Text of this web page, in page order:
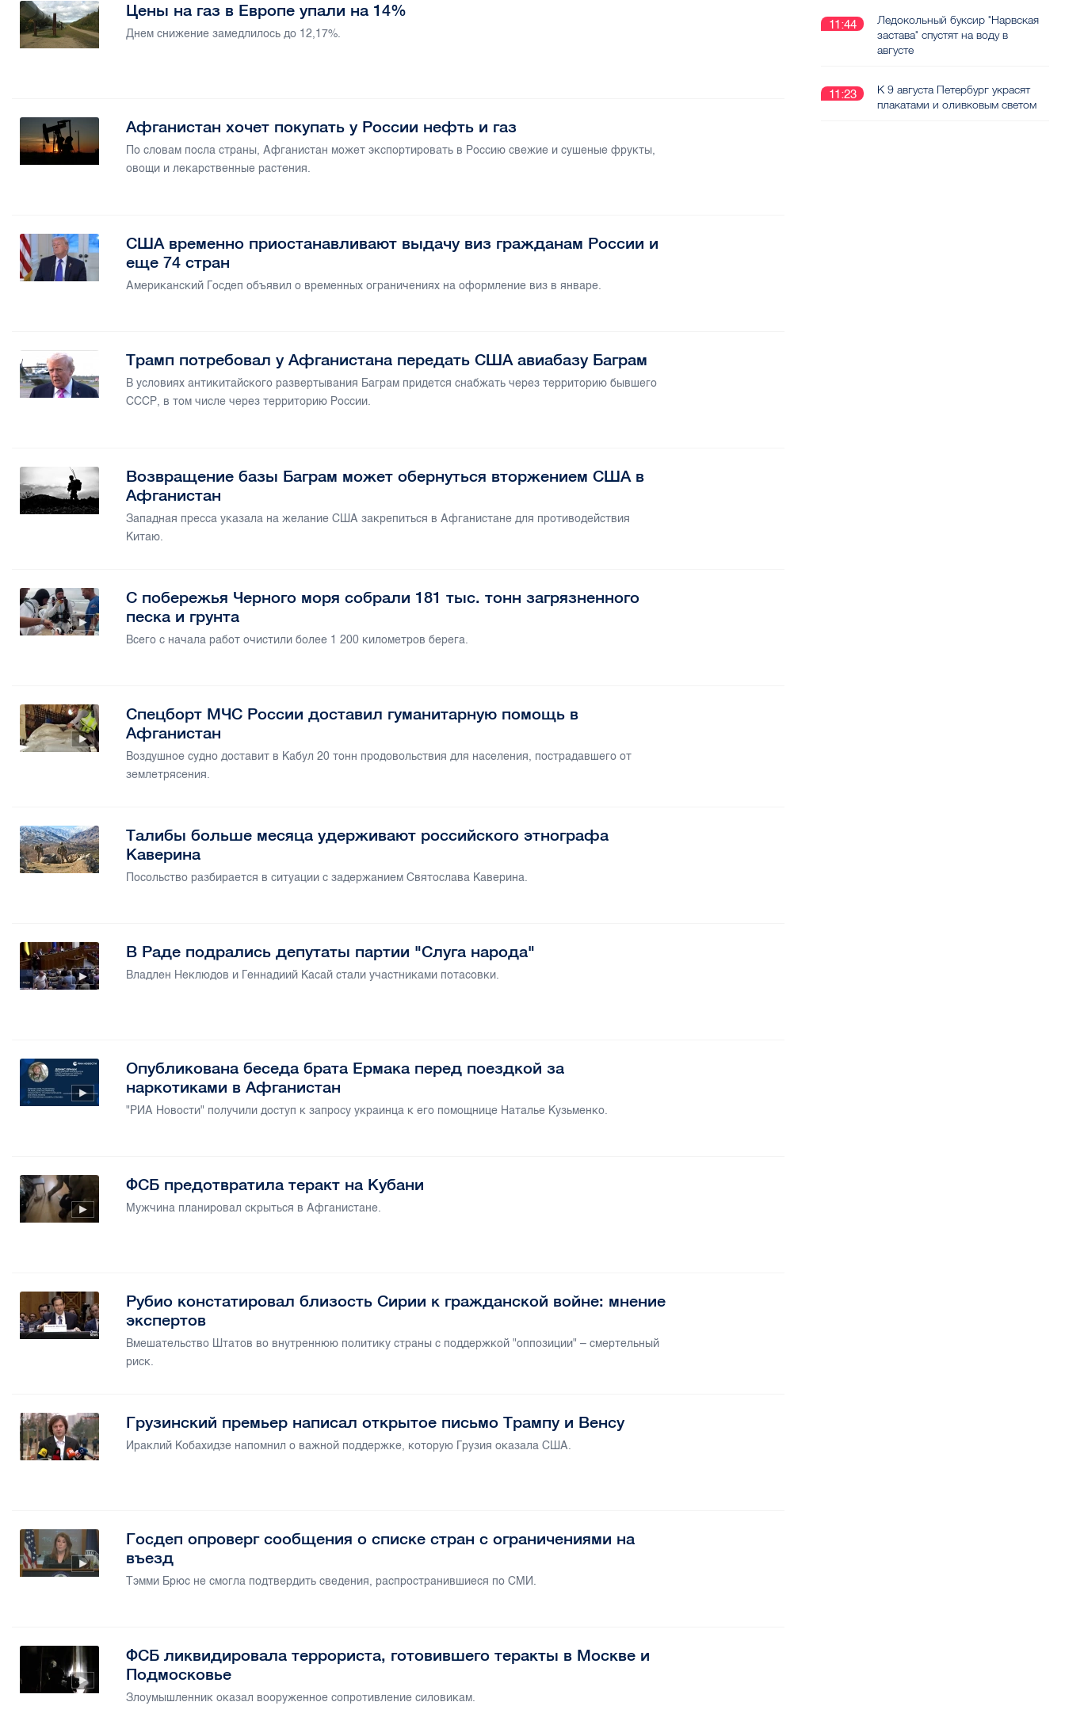
Цены на газ в Европе упали на 14%
Днем снижение замедлилось до 12,17%.
Афганистан хочет покупать у России нефть и газ
По словам посла страны, Афганистан может экспортировать в Россию свежие и сушеные фрукты,
овощи и лекарственные растения.
США временно приостанавливают выдачу виз гражданам России и
еще 74 стран
Американский Госдеп объявил о временных ограничениях на оформление виз в январе.
Трамп потребовал у Афганистана передать США авиабазу Баграм
В условиях антикитайского развертывания Баграм придется снабжать через территорию бывшего
СССР, в том числе через территорию России.
Возвращение базы Баграм может обернуться вторжением США в
Афганистан
Западная пресса указала на желание США закрепиться в Афганистане для противодействия
Китаю.
С побережья Черного моря собрали 181 тыс. тонн загрязненного
песка и грунта
Всего с начала работ очистили более 1 200 километров берега.
Спецборт МЧС России доставил гуманитарную помощь в
Афганистан
Воздушное судно доставит в Кабул 20 тонн продовольствия для населения, пострадавшего от
землетрясения.
Талибы больше месяца удерживают российского этнографа
Каверина
Посольство разбирается в ситуации с задержанием Святослава Каверина.
В Раде подрались депутаты партии "Слуга народа"
Владлен Неклюдов и Геннадиий Касай стали участниками потасовки.
Опубликована беседа брата Ермака перед поездкой за
наркотиками в Афганистан
"РИА Новости" получили доступ к запросу украинца к его помощнице Наталье Кузьменко.
ФСБ предотвратила теракт на Кубани
Мужчина планировал скрыться в Афганистане.
Рубио констатировал близость Сирии к гражданской войне: мнение
экспертов
Вмешательство Штатов во внутреннюю политику страны с поддержкой "оппозиции" – смертельный
риск.
Грузинский премьер написал открытое письмо Трампу и Венсу
Ираклий Кобахидзе напомнил о важной поддержке, которую Грузия оказала США.
Госдеп опроверг сообщения о списке стран с ограничениями на
въезд
Тэмми Брюс не смогла подтвердить сведения, распространившиеся по СМИ.
ФСБ ликвидировала террориста, готовившего теракты в Москве и
Подмосковье
Злоумышленник оказал вооруженное сопротивление силовикам.
11:44
Ледокольный буксир "Нарвская
застава" спустят на воду в
августе
11:23
К 9 августа Петербург украсят
плакатами и оливковым светом